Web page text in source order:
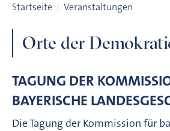
Startseite Veranstaltungen
Orte der
TAGUNG DER
BAYERISCHE
Die Tagung der Kommission für